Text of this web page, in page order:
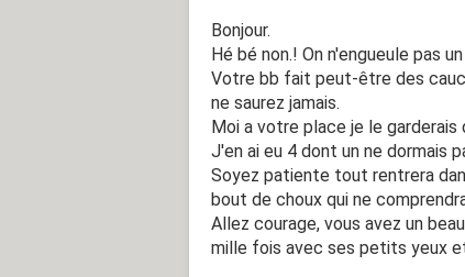
Bonjour.
Hé bé non.! On n'engueule pas
Votre bb fait peut-être des
ne saurez jamais.
Moi a votre place je le garderais
J'en ai eu 4 dont un ne dormais
Soyez patiente tout rentrera
bout de choux qui ne
Allez courage, vous avez un
mille fois avec ses petits yeux